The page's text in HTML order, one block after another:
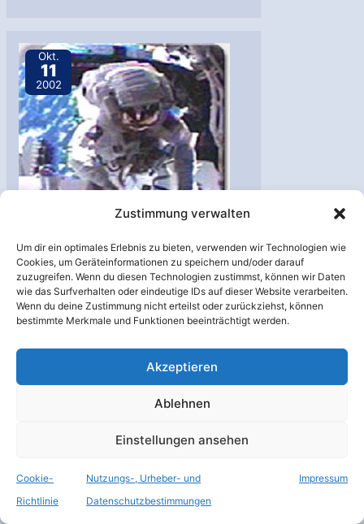
Zustimmung verwalten
Um dir ein optimales Erlebnis zu bieten, verwenden wir Technologien wie
Cookies, um Geräteinformationen zu speichern und/oder darauf
zuzugreifen. Wenn du diesen Technologien zustimmst, können wir Daten
wie das Surfverhalten oder eindeutige IDs auf dieser Website verarbeiten.
Wenn du deine Zustimmung nicht erteilst oder zurückziehst, können
bestimmte Merkmale und Funktionen beeinträchtigt werden.
Akzeptieren
Ablehnen
Einstellungen ansehen
Cookie-
Richtlinie
Nutzungs-, Urheber- und
Datenschutzbestimmungen
Impressum
beendete
dritten
Weltraumspaziergang
Okt.
11
2002
Shuttle: Erster
erfolgreich
beendet
Raumfahrt, Spaceshuttle/
Antenne ,Atlantis ,NASA,
112,Weltraumausstieg
Der erste
„Weltraumspaziergang“
erfolgreich
abgeschlossen. Ein Beitrag